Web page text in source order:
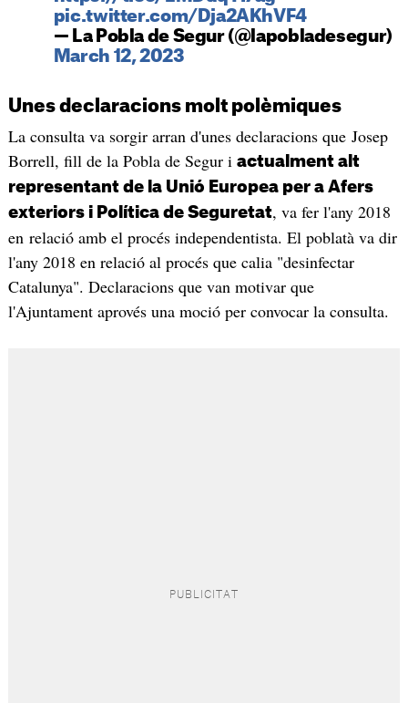
pic.twitter.com/Dja2AKhVF4
— La Pobla de Segur (@lapobladesegur)
March 12, 2023
Unes declaracions molt polèmiques
La consulta va sorgir arran d'unes declaracions que Josep
Borrell, fill de la Pobla de Segur i actualment alt
representant de la Unió Europea per a Afers
exteriors i Política de Seguretat, va fer l'any 2018
en relació amb el procés independentista. El poblatà va dir
l'any 2018 en relació al procés que calia "desinfectar
Catalunya". Declaracions que van motivar que
l'Ajuntament aprovés una moció per convocar la consulta.